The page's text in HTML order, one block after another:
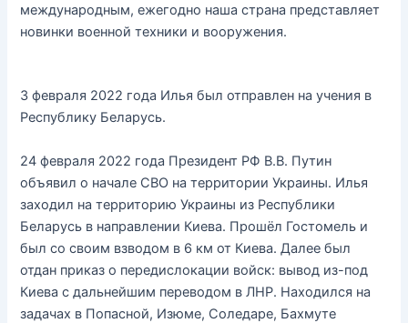
международным, ежегодно наша страна представляет
новинки военной техники и вооружения.
3 февраля 2022 года Илья был отправлен на учения в
Республику Беларусь.
24 февраля 2022 года Президент РФ В.В. Путин
объявил о начале СВО на территории Украины. Илья
заходил на территорию Украины из Республики
Беларусь в направлении Киева. Прошёл Гостомель и
был со своим взводом в 6 км от Киева. Далее был
отдан приказ о передислокации войск: вывод из-под
Киева с дальнейшим переводом в ЛНР. Находился на
задачах в Попасной, Изюме, Соледаре, Бахмуте